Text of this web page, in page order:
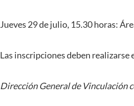
Jueves 29 de julio, 15.30 horas:
Las inscripciones deben realizarse
Dirección General de Vinculación